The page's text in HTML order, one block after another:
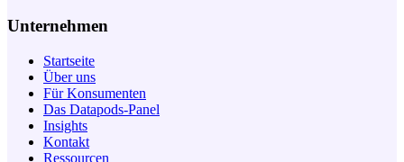
Unternehmen
Startseite
Über uns
Für Konsumenten
Das Datapods-Panel
Insights
Kontakt
Ressourcen